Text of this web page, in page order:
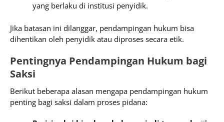
yang berlaku di institusi penyidik.
Jika batasan ini dilanggar, pendampingan hukum bisa
dihentikan oleh penyidik atau diproses secara etik.
Pentingnya Pendampingan Hukum bagi
Saksi
Berikut beberapa alasan mengapa pendampingan hukum
penting bagi saksi dalam proses pidana: